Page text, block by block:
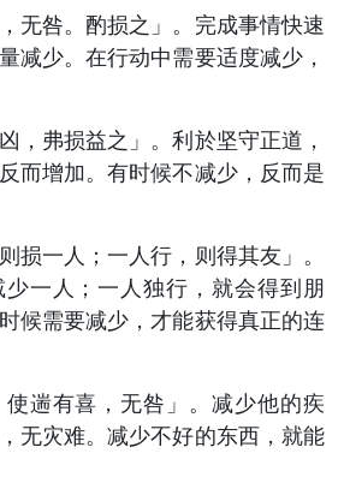
无咎。酌损之」。完成事情快速
减少。在行动中需要适度减少，
，弗损益之」。利於坚守正道，
而增加。有时候不减少，反而是
损一人；一人行，则得其友」。
一人；一人独行，就会得到朋
候需要减少，才能获得真正的连
遄有喜，无咎」。减少他的疾
无灾难。减少不好的东西，就能